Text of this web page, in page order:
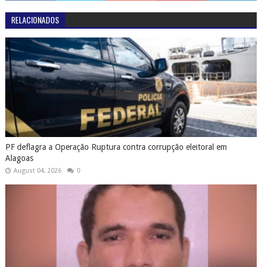
RELACIONADOS
PF deflagra a Operação Ruptura contra corrupção eleitoral em
Alagoas
August 04, 2026 0